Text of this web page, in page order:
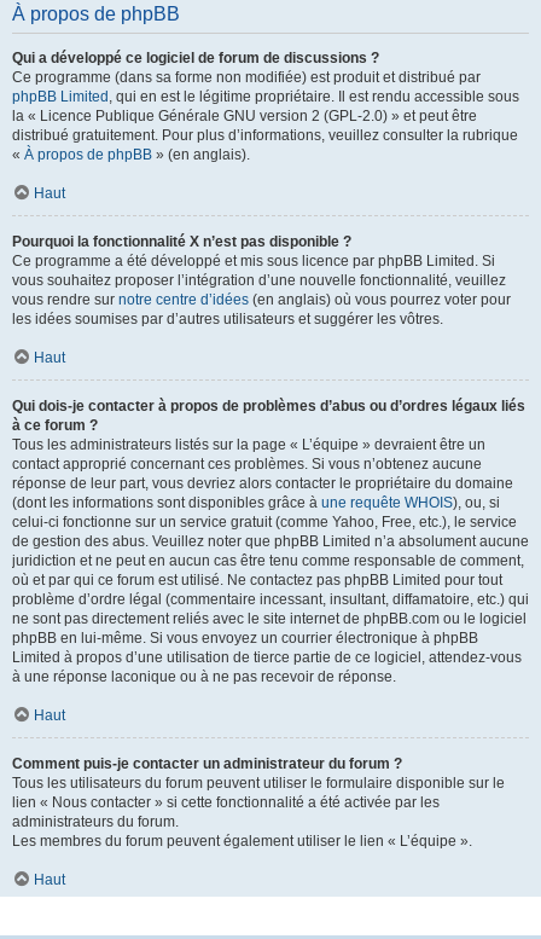
À propos de phpBB
Qui a développé ce logiciel de forum de discussions ?
Ce programme (dans sa forme non modifiée) est produit et distribué par
phpBB Limited , qui en est le légitime propriétaire. Il est rendu accessible sous
la « Licence Publique Générale GNU version 2 (GPL-2.0) » et peut être
distribué gratuitement. Pour plus d’informations, veuillez consulter la rubrique
« À propos de phpBB » (en anglais).
Haut
Pourquoi la fonctionnalité X n’est pas disponible ?
Ce programme a été développé et mis sous licence par phpBB Limited. Si
vous souhaitez proposer l’intégration d’une nouvelle fonctionnalité, veuillez
vous rendre sur notre centre d’idées (en anglais) où vous pourrez voter pour
les idées soumises par d’autres utilisateurs et suggérer les vôtres.
Haut
Qui dois-je contacter à propos de problèmes d’abus ou d’ordres légaux liés
à ce forum ?
Tous les administrateurs listés sur la page « L’équipe » devraient être un
contact approprié concernant ces problèmes. Si vous n’obtenez aucune
réponse de leur part, vous devriez alors contacter le propriétaire du domaine
(dont les informations sont disponibles grâce à une requête WHOIS), ou, si
celui-ci fonctionne sur un service gratuit (comme Yahoo, Free, etc.), le service
de gestion des abus. Veuillez noter que phpBB Limited n’a absolument aucune
juridiction et ne peut en aucun cas être tenu comme responsable de comment,
où et par qui ce forum est utilisé. Ne contactez pas phpBB Limited pour tout
problème d’ordre légal (commentaire incessant, insultant, diffamatoire, etc.) qui
ne sont pas directement reliés avec le site internet de phpBB.com ou le logiciel
phpBB en lui-même. Si vous envoyez un courrier électronique à phpBB
Limited à propos d’une utilisation de tierce partie de ce logiciel, attendez-vous
à une réponse laconique ou à ne pas recevoir de réponse.
Haut
Comment puis-je contacter un administrateur du forum ?
Tous les utilisateurs du forum peuvent utiliser le formulaire disponible sur le
lien « Nous contacter » si cette fonctionnalité a été activée par les
administrateurs du forum.
Les membres du forum peuvent également utiliser le lien « L’équipe ».
Haut